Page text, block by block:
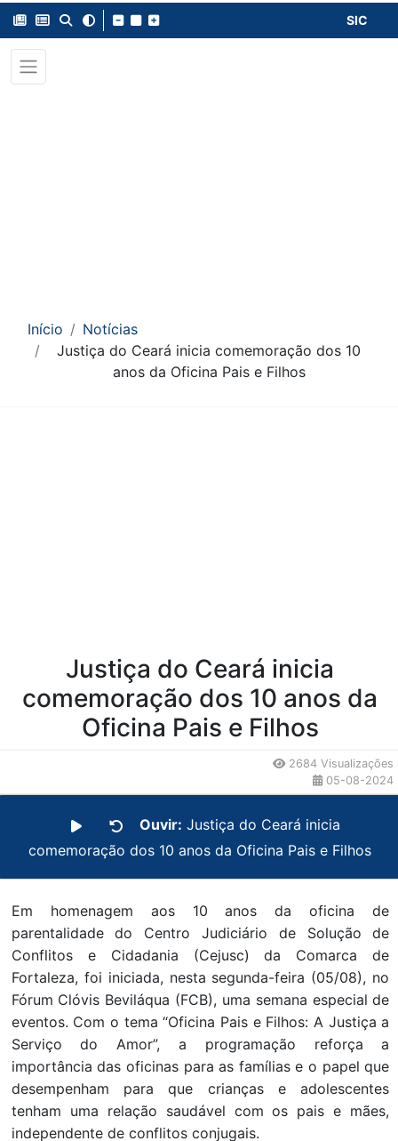
SIC
Início
Notícias
Justiça do Ceará inicia comemoração dos 10
anos da Oficina Pais e Filhos
Justiça do Ceará inicia
comemoração dos 10 anos da
Oficina Pais e Filhos
2684 Visualizações
05-08-2024
Ouvir: Justiça do Ceará inicia
comemoração dos 10 anos da Oficina Pais e Filhos
Em homenagem aos 10 anos da oficina de
parentalidade do Centro Judiciário de Solução de
Conflitos e Cidadania (Cejusc) da Comarca de
Fortaleza, foi iniciada, nesta segunda-feira (05/08), no
Fórum Clóvis Beviláqua (FCB), uma semana especial de
eventos. Com o tema “Oficina Pais e Filhos: A Justiça a
Serviço do Amor”, a programação reforça a
importância das oficinas para as famílias e o papel que
desempenham para que crianças e adolescentes
tenham uma relação saudável com os pais e mães,
independente de conflitos conjugais.